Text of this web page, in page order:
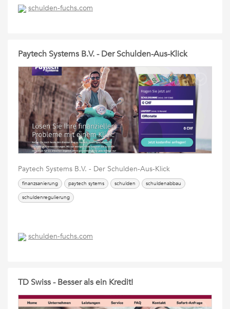
schulden-fuchs.com
Paytech Systems B.V. - Der Schulden-Aus-Klick
Paytech Systems B.V. - Der Schulden-Aus-Klick
finanzsanierung paytech sytems schulden
schuldenabbau
schuldenregulierung
schulden-fuchs.com
TD Swiss - Besser als ein Kredit!